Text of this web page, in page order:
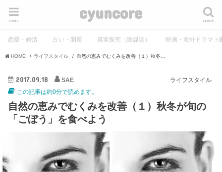
cyuncore search
menu
恋愛・婚活 占い・開運 真実探究（陰謀論） 映画・海外ドラマ・
HOME ライフスタイル
ライフスタイル
2017.09.18
SAE
この記事は約0分で読めます。
自然の恵みでむくみを改善（１）秋冬が旬の
「ごぼう」を食べよう